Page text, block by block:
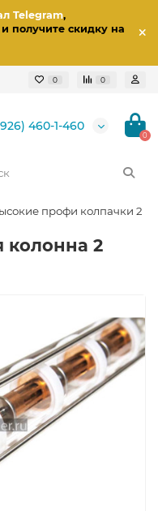
Telegram,
и получите скидку на
0 0
460-1-460
0
профи колпачки 2 в
колонна 2